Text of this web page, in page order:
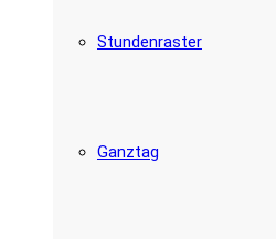
Stundenraster
Ganztag